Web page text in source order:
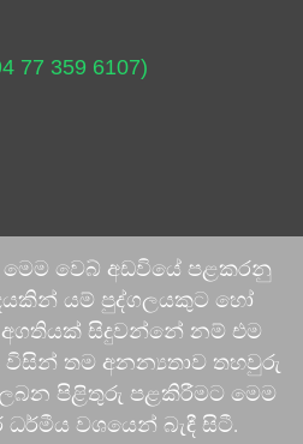
77 359 6107)
මෙම වෙබ් අඩවියේ පළකරනු
යම් පුද්ගලයකුට හෝ
සිදුවන්නේ නම් එම
විසින් තම අනන්‍යතාව තහවුරු
පිළිතුරු පළකිරීමට මෙම
ධර්මීය වශයෙන් බැඳී සිටී.